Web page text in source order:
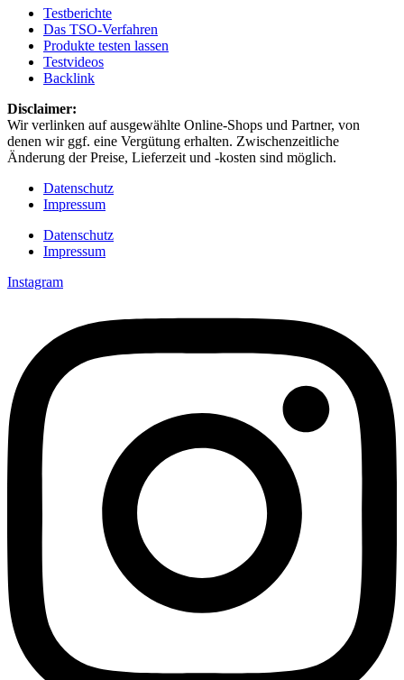
Testberichte
Das TSO-Verfahren
Produkte testen lassen
Testvideos
Backlink
Disclaimer: ​
Wir verlinken auf ausgewählte Online-Shops und Partner, von
denen wir ggf. eine Vergütung erhalten. Zwischenzeitliche
Änderung der Preise, Lieferzeit und -kosten sind möglich.
Datenschutz
Impressum
Datenschutz
Impressum
Instagram